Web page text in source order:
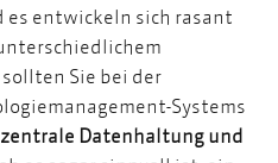
es entwickeln sich rasant
Sie bei der
Systems
zentrale Datenhaltung und